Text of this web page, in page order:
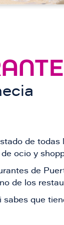
de
ocio y
de
de los
que